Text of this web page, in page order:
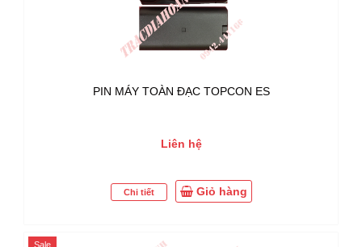
PIN MÁY TOÀN ĐẠC TOPCON ES
Liên hệ
Chi tiết Giỏ hàng
Sale